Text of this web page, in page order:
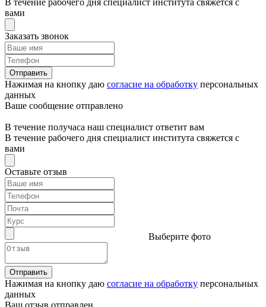
В течение рабочего дня специалист института свяжется с
вами
Заказать звонок
Отправить
Нажимая на кнопку даю согласие на обработку персональных
данных
Ваше сообщение отправлено
В течение получаса наш специалист ответит вам
В течение рабочего дня специалист института свяжется с
вами
Оставьте отзыв
Выберите фото
Отправить
Нажимая на кнопку даю согласие на обработку персональных
данных
Ваш отзыв отправлен